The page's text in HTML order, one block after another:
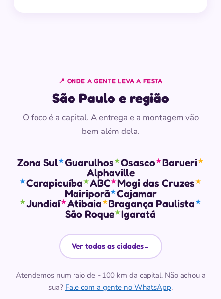
📍 ONDE A GENTE LEVA A FESTA
São Paulo e região
O foco é a capital. A entrega e a montagem vão
bem além dela.
Zona Sul★Guarulhos★Osasco★Barueri★
Alphaville
★Carapicuíba★ABC★Mogi das Cruzes★
Mairiporã★Cajamar
★Jundiaí★Atibaia★Bragança Paulista★
São Roque★Igaratá
Ver todas as cidades→
Atendemos num raio de ~100 km da capital. Não achou a
sua? Fale com a gente no WhatsApp.